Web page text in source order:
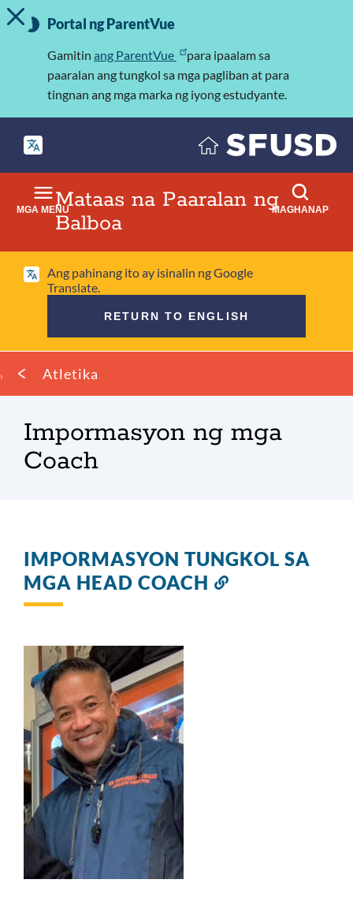
Laktawan
ang
pangunahing
nilalaman
Mahalagang
Impormasyon
I-TOGGLE ANG MENSAHE NG ALERTO
Portal ng ParentVue
Gamitin ang ParentVue
para ipaalam sa
paaralan ang tungkol sa mga pagliban at para
tingnan ang mga marka ng iyong estudyante.
Mataas na Paaralan ng
Balboa
MGA MENU MAGHANAP
Ang pahinang ito ay isinalin ng Google
Translate.
RETURN TO ENGLISH
MumoAtletika
Impormasyon ng mga
Coach
IMPORMASYON TUNGKOL SA
MGA HEAD COACH